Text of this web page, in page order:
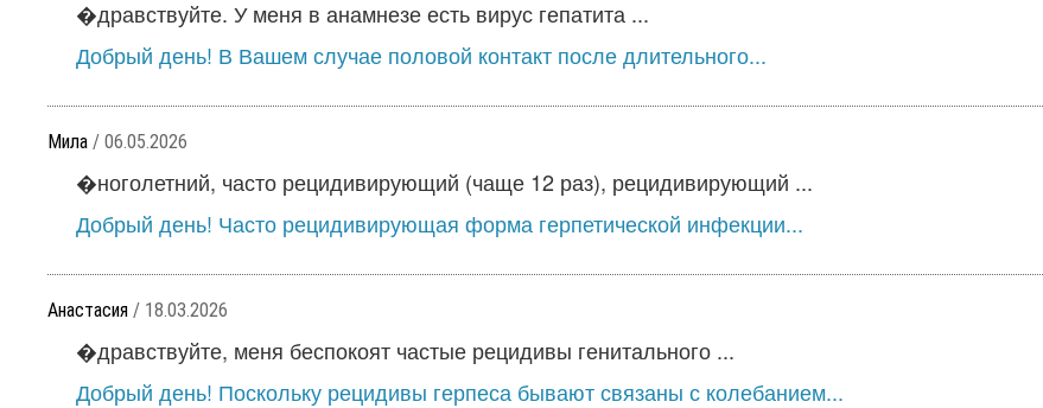
�дравствуйте. У меня в анамнезе есть вирус гепатита ...
Добрый день! В Вашем случае половой контакт после длительного...
Мила / 06.05.2026
�ноголетний, часто рецидивирующий (чаще 12 раз), рецидивирующий ...
Добрый день! Часто рецидивирующая форма герпетической инфекции...
Анастасия / 18.03.2026
�дравствуйте, меня беспокоят частые рецидивы генитального ...
Добрый день! Поскольку рецидивы герпеса бывают связаны с колебанием...